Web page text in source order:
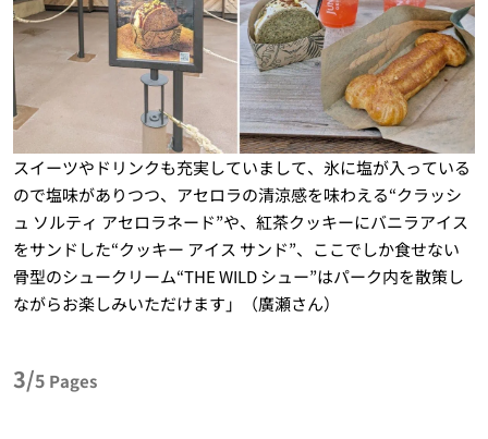
スイーツやドリンクも充実していまして、氷に塩が入っている
ので塩味がありつつ、アセロラの清涼感を味わえる“クラッシ
ュ ソルティ アセロラネード”や、紅茶クッキーにバニラアイス
をサンドした“クッキー アイス サンド”、ここでしか食せない
骨型のシュークリーム“THE WILD シュー”はパーク内を散策し
ながらお楽しみいただけます」（廣瀬さん）
3/5 Pages